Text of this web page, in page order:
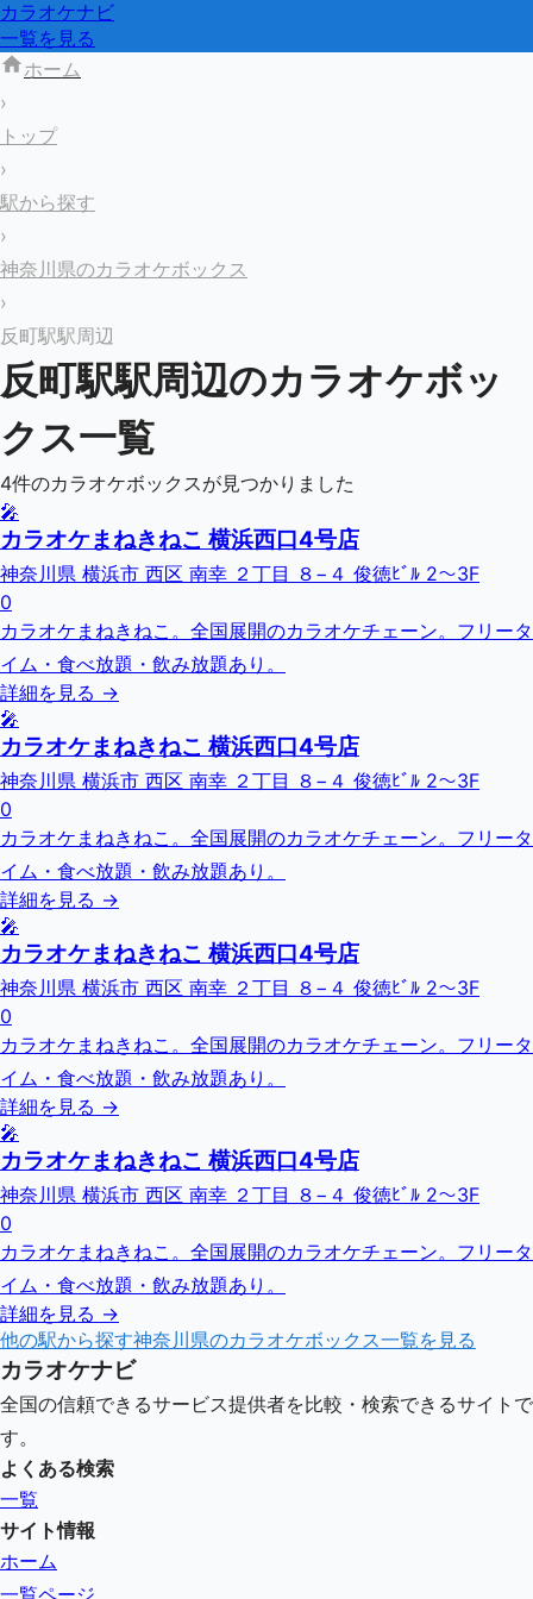
カラオケナビ
一覧を見る
ホーム
›
トップ
›
駅から探す
›
神奈川県のカラオケボックス
›
反町駅駅周辺
反町駅駅周辺のカラオケボッ
クス一覧
4件のカラオケボックスが見つかりました
🎤
カラオケまねきねこ 横浜西口4号店
神奈川県 横浜市 西区 南幸 ２丁目 ８−４ 俊徳ﾋﾞﾙ 2～3F
0
カラオケまねきねこ。全国展開のカラオケチェーン。フリータ
イム・食べ放題・飲み放題あり。
詳細を見る →
🎤
カラオケまねきねこ 横浜西口4号店
神奈川県 横浜市 西区 南幸 ２丁目 ８−４ 俊徳ﾋﾞﾙ 2～3F
0
カラオケまねきねこ。全国展開のカラオケチェーン。フリータ
イム・食べ放題・飲み放題あり。
詳細を見る →
🎤
カラオケまねきねこ 横浜西口4号店
神奈川県 横浜市 西区 南幸 ２丁目 ８−４ 俊徳ﾋﾞﾙ 2～3F
0
カラオケまねきねこ。全国展開のカラオケチェーン。フリータ
イム・食べ放題・飲み放題あり。
詳細を見る →
🎤
カラオケまねきねこ 横浜西口4号店
神奈川県 横浜市 西区 南幸 ２丁目 ８−４ 俊徳ﾋﾞﾙ 2～3F
0
カラオケまねきねこ。全国展開のカラオケチェーン。フリータ
イム・食べ放題・飲み放題あり。
詳細を見る →
他の駅から探す神奈川県のカラオケボックス一覧を見る
カラオケナビ
全国の信頼できるサービス提供者を比較・検索できるサイトで
す。
よくある検索
一覧
サイト情報
ホーム
一覧ページ